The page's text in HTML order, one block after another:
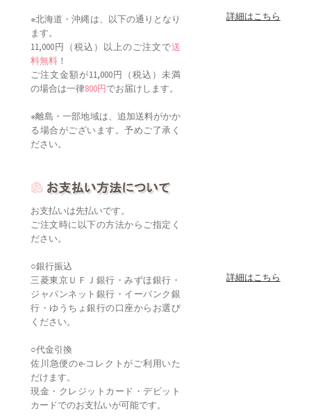
※北海道・沖縄は、以下の通りとなり
ます。
11,000円（税込）以上のご注文で送
料無料 ！
ご注文金額が11,000円（税込）未満
の場合は一律800円でお届けします。
※離島・一部地域は、追加送料がかか
る場合がございます。予めご了承く
ださい。
詳細はこちら
お支払いは先払いです。
ご注文時に以下の方法からご指定く
ださい。
○銀行振込
三菱東京ＵＦＪ銀行・みずほ銀行・
ジャパンネット銀行・イーバンク銀
行・ゆうちょ銀行の口座からお選び
ください。
○代金引換
佐川急便のe-コレクトがご利用いた
だけます。
現金・クレジットカード・デビット
カードでのお支払いが可能です。
詳細はこちら